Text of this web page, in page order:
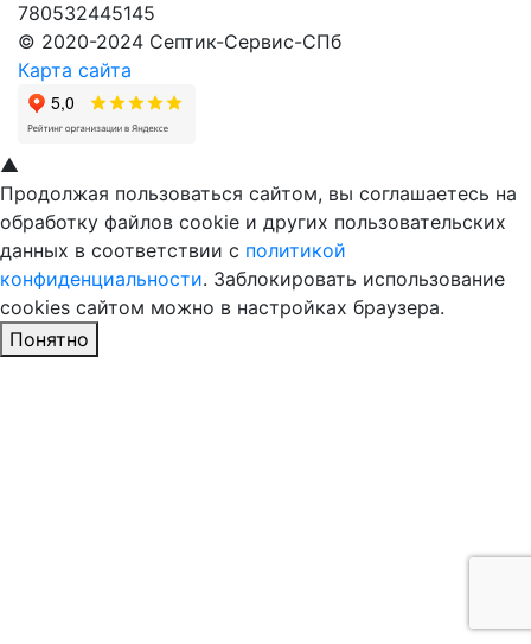
780532445145
© 2020-2024 Септик-Сервис-СПб
Карта сайта
▲
Продолжая пользоваться сайтом, вы соглашаетесь на
обработку файлов cookie и других пользовательских
данных в соответствии с политикой
конфиденциальности. Заблокировать использование
cookies сайтом можно в настройках браузера.
Понятно